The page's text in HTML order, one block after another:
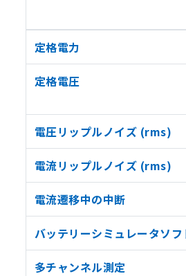
定格電力
定格電圧
電圧リップルノイズ (rms)
電流リップルノイズ (rms)
電流遷移中の中断
バッテリーシミュレータソ
多チャンネル測定